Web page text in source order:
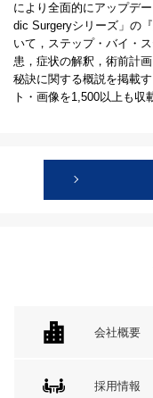
により全面的にアップデ
dic Surgeryシリーズ」の
いて，ステップ・バイ・
患，症状の解釈，術前計
秘訣に関する概説を掲載
ト・画像を1,500以上も収
会社概要
採用情報